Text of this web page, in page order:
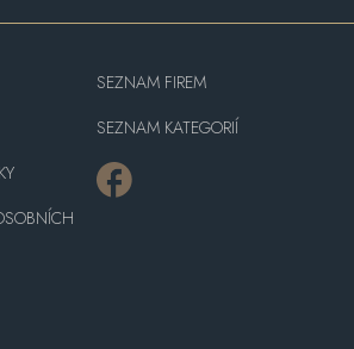
SEZNAM FIREM
SEZNAM KATEGORIÍ